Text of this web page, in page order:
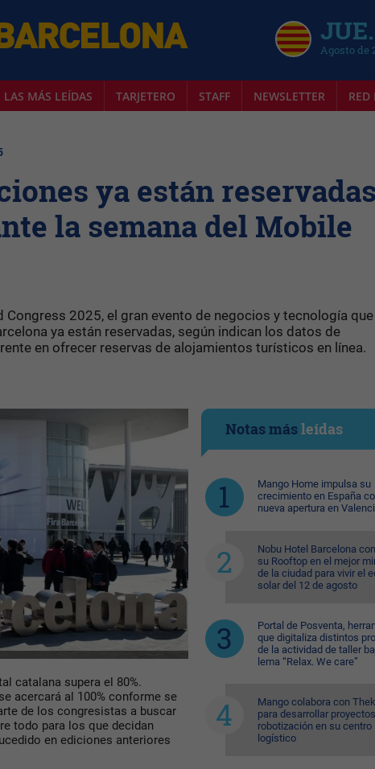
Agosto de
LAS MÁS LEÍDAS TARJETERO STAFF NEWSLETTER
ya están
la semana del Mobile
2025, el gran evento de negocios y tecnología
ya están reservadas, según indican los datos de
en ofrecer reservas de alojamientos turísticos en línea.
catalana supera el 80%.
acercará al 100% conforme se
de los congresistas a buscar
todo para los que decidan
en ediciones anteriores
Notas másleídas
Mango Home impulsa su
crecimiento en España
nueva apertura en
Nobu Hotel Barcelona
su Rooftop en el mejor
de la ciudad para vivir el
solar del 12 de agosto
Portal de Posventa,
que digitaliza distintos
de la actividad de taller
lema “Relax. We care”
Mango colabora con
para desarrollar
robotización en su centro
logístico